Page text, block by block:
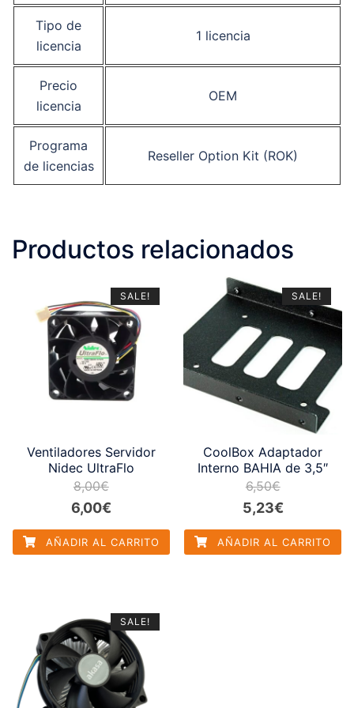
Tipo de
licencia
1 licencia
Precio
licencia
OEM
Programa
de licencias
Reseller Option Kit (ROK)
Productos relacionados
SALE!
Ventiladores Servidor
Nidec UltraFlo
8,00€
El
precio
original
6,00€El
precio
actual
AÑADIR AL CARRITO
SALE!
CoolBox Adaptador
Interno BAHIA de 3,5″
6,50€
El
precio
original
5,23€El
precio
actual
AÑADIR AL CARRITO
SALE!